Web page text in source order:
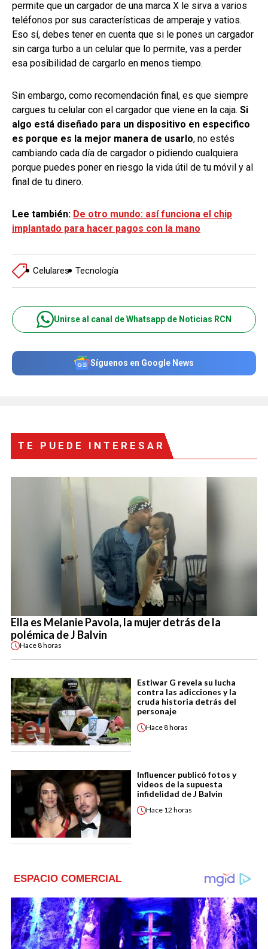
permite que un cargador de una marca X le sirva a varios
teléfonos por sus características de amperaje y vatios.
Eso sí, debes tener en cuenta que si le pones un cargador
sin carga turbo a un celular que lo permite, vas a perder
esa posibilidad de cargarlo en menos tiempo.
Sin embargo, como recomendación final, es que siempre
cargues tu celular con el cargador que viene en la caja. Si
algo está diseñado para un dispositivo en especifico
es porque es la mejor manera de usarlo, no estés
cambiando cada día de cargador o pidiendo cualquiera
porque puedes poner en riesgo la vida útil de tu móvil y al
final de tu dinero.
Lee también: De otro mundo: así funciona el chip
implantado para hacer pagos con la mano
Celulares Tecnología
Unirse al canal de Whatsapp de Noticias RCN
Síguenos en Google News
TE PUEDE INTERESAR
Ella es Melanie Pavola, la mujer detrás de la
polémica de J Balvin
Hace8 horas
Estiwar G revela su lucha
contra las adicciones y la
cruda historia detrás del
personaje
Hace8 horas
Influencer publicó fotos y
videos de la supuesta
infidelidad de J Balvin
Hace 12 horas